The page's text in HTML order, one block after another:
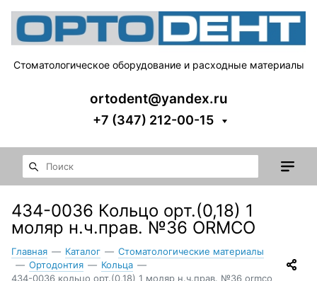
Стоматологическое оборудование и расходные материалы
ortodent@yandex.ru
+7 (347) 212-00-15
434-0036 Кольцо орт.(0,18) 1
моляр н.ч.прав. №36 ORMCO
Главная — Каталог — Стоматологические материалы
— Ортодонтия — Кольца —
434-0036 кольцо орт.(0,18) 1 моляр н.ч.прав. №36 ormco